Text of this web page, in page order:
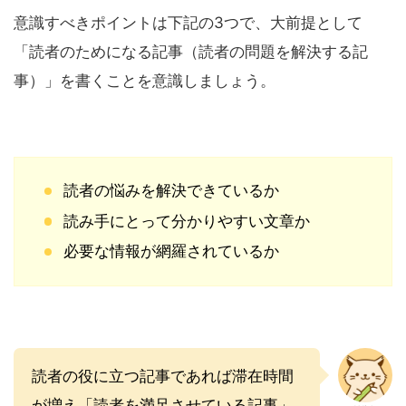
意識すべきポイントは下記の3つで、大前提として
「読者のためになる記事（読者の問題を解決する記
事）」を書くことを意識しましょう。
読者の悩みを解決できているか
読み手にとって分かりやすい文章か
必要な情報が網羅されているか
読者の役に立つ記事であれば滞在時間